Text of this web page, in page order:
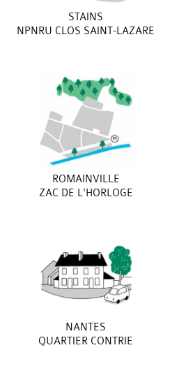
STAINS
NPNRU CLOS SAINT-LAZARE
ROMAINVILLE
ZAC DE L'HORLOGE
NANTES
QUARTIER CONTRIE